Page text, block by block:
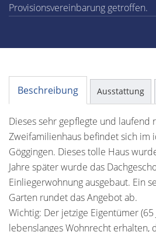
Provisionsvereinbarung getroffen.
Beschreibung Ausstattung
Dieses sehr gepflegte und laufend
Zweifamilienhaus befindet sich im
Göggingen. Dieses tolle Haus
Jahre später wurde das
Einliegerwohnung ausgebaut. Ein
Garten rundet das Angebot ab.
Wichtig: Der jetzige Eigentümer
lebenslanges Wohnrecht erhalten,